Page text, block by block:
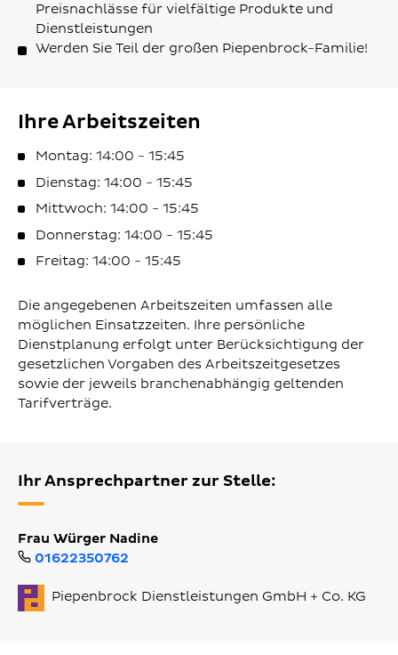
Preisnachlässe für vielfältige Produkte und
Dienstleistungen
Werden Sie Teil der großen Piepenbrock-Familie!
Ihre Arbeitszeiten
Montag: 14:00 - 15:45
Dienstag: 14:00 - 15:45
Mittwoch: 14:00 - 15:45
Donnerstag: 14:00 - 15:45
Freitag: 14:00 - 15:45
Die angegebenen Arbeitszeiten umfassen alle
möglichen Einsatzzeiten. Ihre persönliche
Dienstplanung erfolgt unter Berücksichtigung der
gesetzlichen Vorgaben des Arbeitszeitgesetzes
sowie der jeweils branchenabhängig geltenden
Tarifverträge.
Ihr Ansprechpartner zur Stelle:
Frau Würger Nadine
01622350762
Piepenbrock Dienstleistungen GmbH + Co. KG